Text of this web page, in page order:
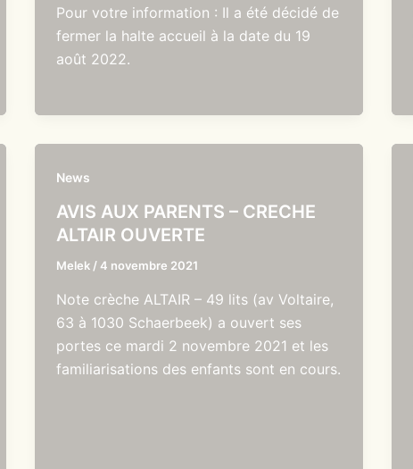
Pour votre information : Il a été décidé de
fermer la halte accueil à la date du 19
août 2022.
News
AVIS AUX PARENTS – CRECHE
ALTAIR OUVERTE
Melek /4 novembre 2021
Note crèche ALTAIR – 49 lits (av Voltaire,
63 à 1030 Schaerbeek) a ouvert ses
portes ce mardi 2 novembre 2021 et les
familiarisations des enfants sont en cours.